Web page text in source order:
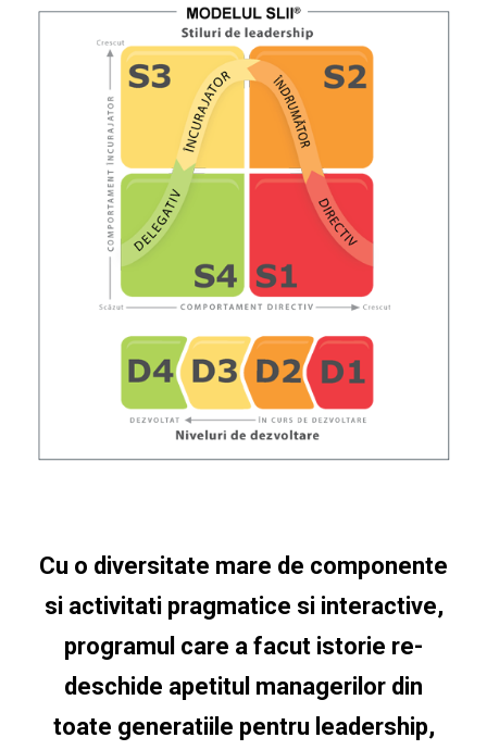
Cu o diversitate mare de componente
si activitati pragmatice si interactive,
programul care a facut istorie re-
deschide apetitul managerilor din
toate generatiile pentru leadership,